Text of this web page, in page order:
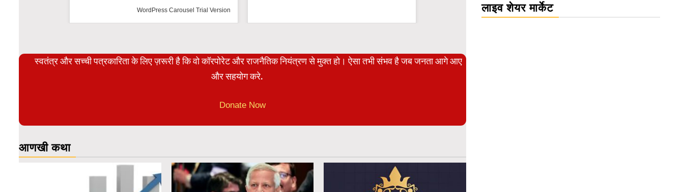
WordPress Carousel Trial Version WordPress Carousel Trial Version
स्वतंत्र और सच्ची पत्रकारिता के लिए ज़रूरी है कि वो कॉरपोरेट और राजनैतिक नियंत्रण से मुक्त हो। ऐसा तभी संभव है जब जनता आगे आए
और सहयोग करे.
Donate Now
आणखी कथा
लाइव शेयर मार्केट